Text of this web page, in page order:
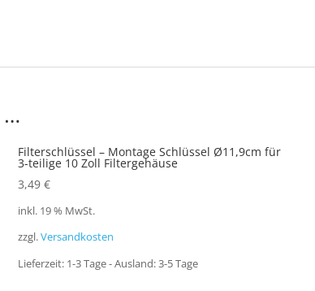
…
Filterschlüssel – Montage Schlüssel Ø11,9cm für
3-teilige 10 Zoll Filtergehäuse
3,49 €
inkl. 19 % MwSt.
zzgl.Versandkosten
Lieferzeit: 1-3 Tage - Ausland: 3-5 Tage